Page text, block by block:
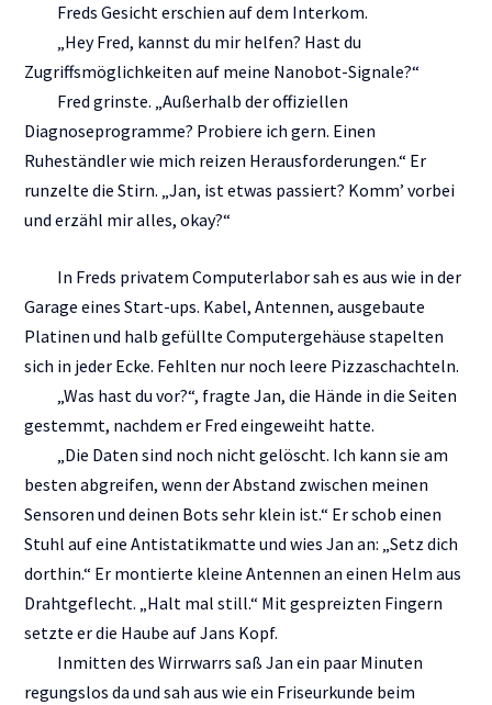
Freds Gesicht erschien auf dem Interkom.
„Hey Fred, kannst du mir helfen? Hast du
Zugriffsmöglichkeiten auf meine Nanobot-Signale?“
Fred grinste. „Außerhalb der offiziellen
Diagnoseprogramme? Probiere ich gern. Einen
Ruheständler wie mich reizen Herausforderungen.“ Er
runzelte die Stirn. „Jan, ist etwas passiert? Komm’ vorbei
und erzähl mir alles, okay?“
In Freds privatem Computerlabor sah es aus wie in der
Garage eines Start-ups. Kabel, Antennen, ausgebaute
Platinen und halb gefüllte Computergehäuse stapelten
sich in jeder Ecke. Fehlten nur noch leere Pizzaschachteln.
„Was hast du vor?“, fragte Jan, die Hände in die Seiten
gestemmt, nachdem er Fred eingeweiht hatte.
„Die Daten sind noch nicht gelöscht. Ich kann sie am
besten abgreifen, wenn der Abstand zwischen meinen
Sensoren und deinen Bots sehr klein ist.“ Er schob einen
Stuhl auf eine Antistatikmatte und wies Jan an: „Setz dich
dorthin.“ Er montierte kleine Antennen an einen Helm aus
Drahtgeflecht. „Halt mal still.“ Mit gespreizten Fingern
setzte er die Haube auf Jans Kopf.
Inmitten des Wirrwarrs saß Jan ein paar Minuten
regungslos da und sah aus wie ein Friseurkunde beim